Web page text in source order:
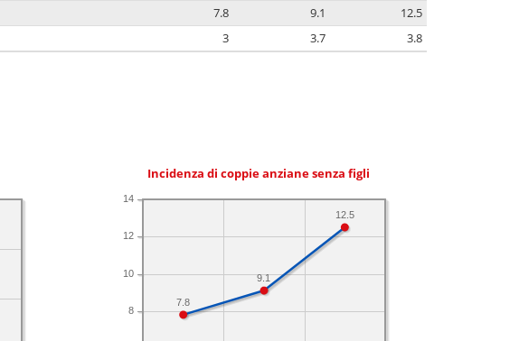
7.8 9.1
12.5
3 3.7 3.8
Incidenza di coppie anziane senza figli
8
10
12
14
12.5
9.1
7.8